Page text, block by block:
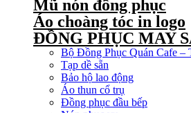
Mũ nón đồng phục
Áo choàng tóc in logo
ĐỒNG PHỤC MAY
Bộ Đồng Phục Quán Cafe –
Tạp dề sẵn
Bảo hộ lao động
Áo thun cổ trụ
Đồng phục đầu bếp